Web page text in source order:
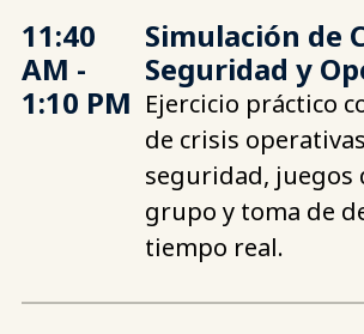
11:40
AM -
1:10 PM
Simulación de
Seguridad y
Ejercicio práctico
de crisis
seguridad, juegos
grupo y toma de
tiempo real.